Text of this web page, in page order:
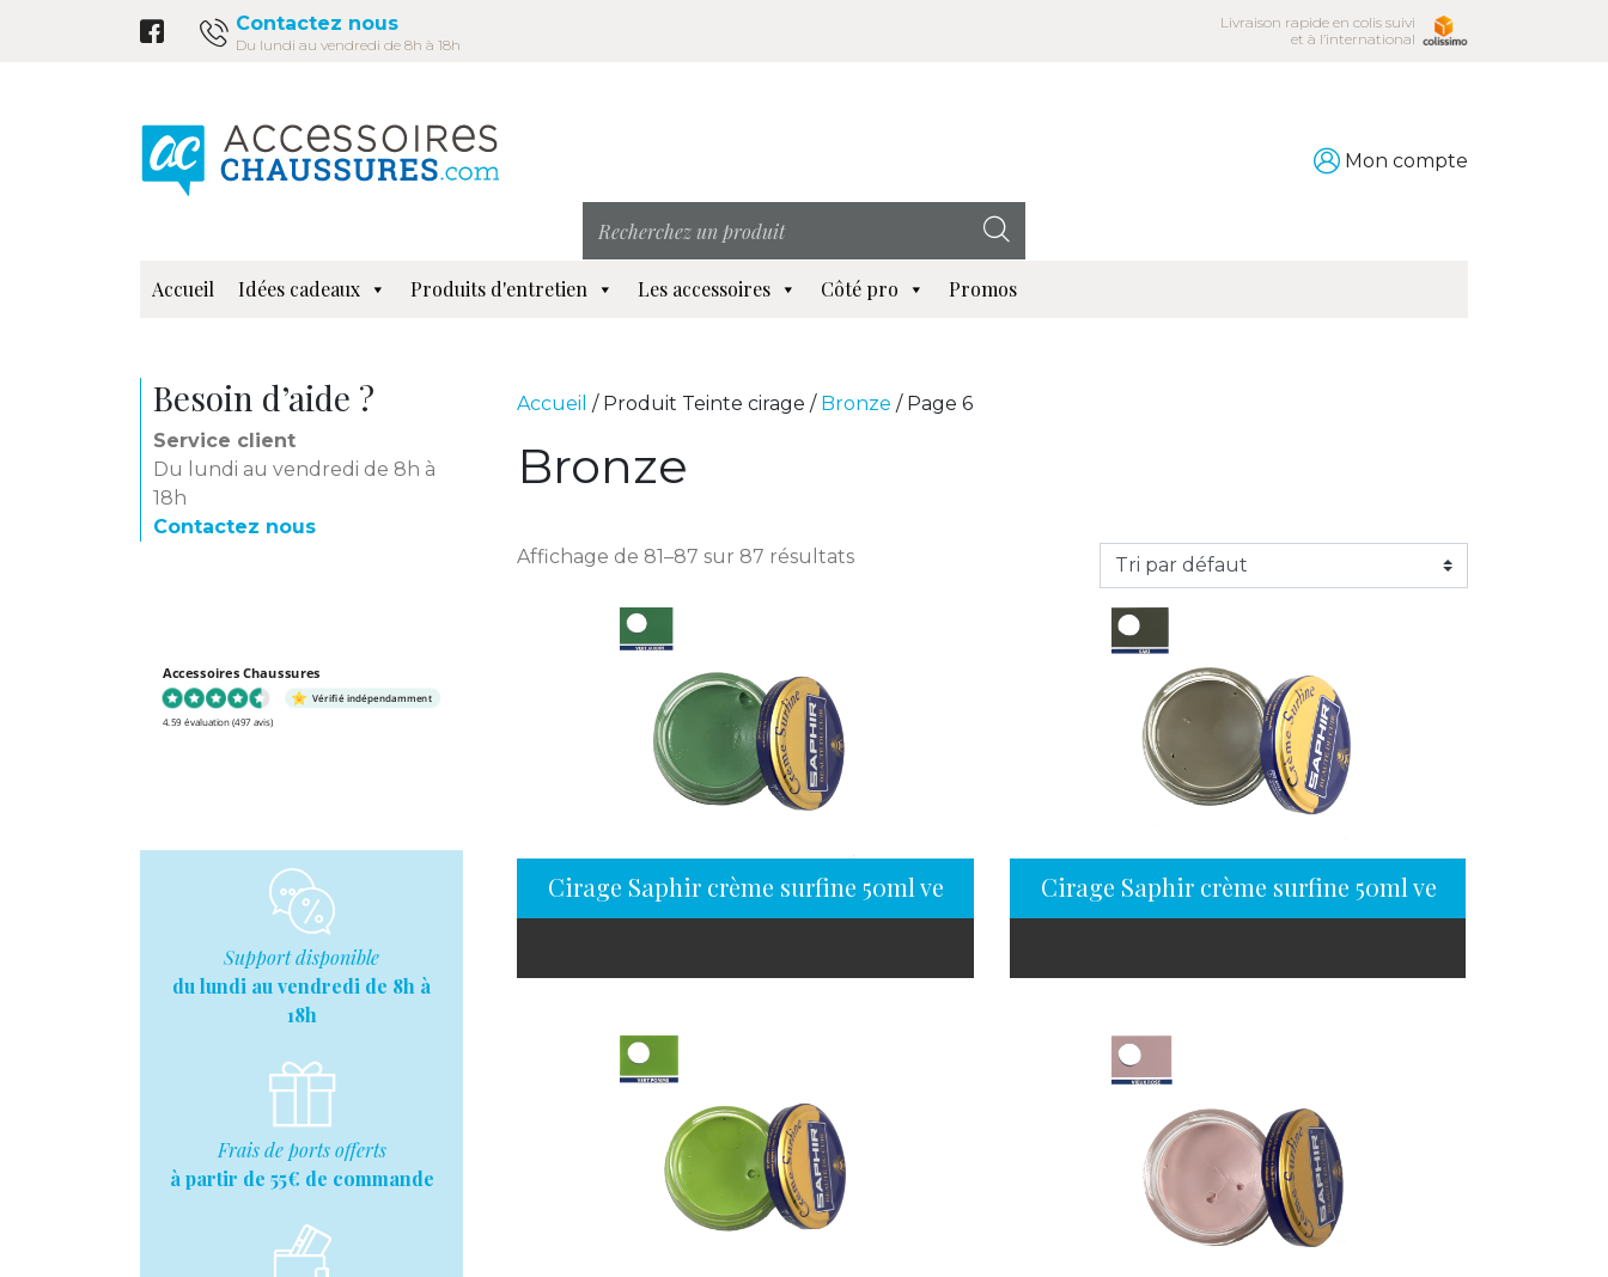
Contactez nous
Du lundi au vendredi de 8h à 18h
Livraison rapide en colis suivi
et à l’international
Mon compte
Accueil Idées cadeaux Produits d'entretien Les accessoires Côté pro Promos
Besoin d’aide ?
Service client
Du lundi au vendredi de 8h à
18h
Contactez nous
Accessoires Chaussures
Vérifié indépendamment
4.59 évaluation (497 avis)
Support disponible
du lundi au vendredi de 8h à
18h
Frais de ports offerts
à partir de 55€ de commande
Accueil / Produit Teinte cirage / Bronze / Page 6
Bronze
Affichage de 81–87 sur 87 résultats
Cirage Saphir crème surfine 50ml vert jardin Cirage Saphir crème surfine 50ml vert kaki